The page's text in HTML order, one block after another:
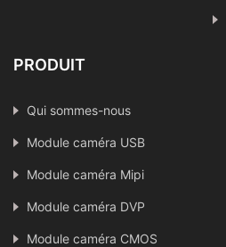
PRODUIT
Qui sommes-nous
Module caméra USB
Module caméra Mipi
Module caméra DVP
Module caméra CMOS